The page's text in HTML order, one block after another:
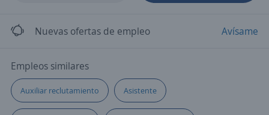
Nuevas ofertas de empleo Avísame
Empleos similares
Auxiliar reclutamiento Asistente